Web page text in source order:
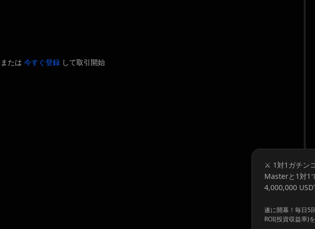
または 今すぐ登録 して取引開始
⚔️ 1対1ガチン
Masterと1対1
4,000,000
遂に開幕！毎日5
ROI(投資収益率)